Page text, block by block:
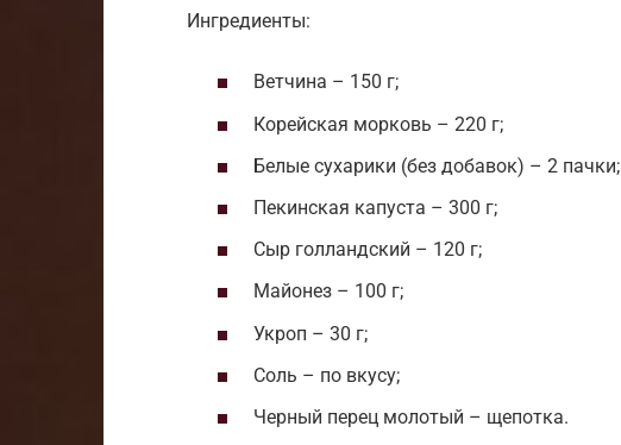
Ингредиенты:
Ветчина – 150 г;
Корейская морковь – 220 г;
Белые сухарики (без добавок) – 2 пачки;
Пекинская капуста – 300 г;
Сыр голландский – 120 г;
Майонез – 100 г;
Укроп – 30 г;
Соль – по вкусу;
Черный перец молотый – щепотка.